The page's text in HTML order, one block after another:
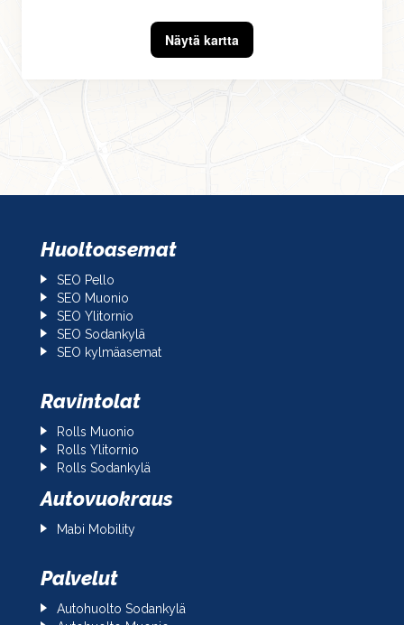
Näytä kartta
Huoltoasemat
SEO Pello
SEO Muonio
SEO Ylitornio
SEO Sodankylä
SEO kylmäasemat
Ravintolat
Rolls Muonio
Rolls Ylitornio
Rolls Sodankylä
Autovuokraus
Mabi Mobility
Palvelut
Autohuolto Sodankylä